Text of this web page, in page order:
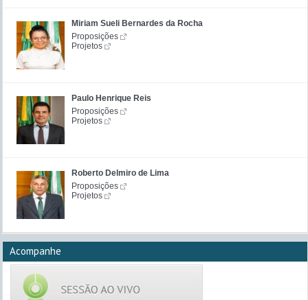
Miriam Sueli Bernardes da Rocha
Proposições
Projetos
Paulo Henrique Reis
Proposições
Projetos
Roberto Delmiro de Lima
Proposições
Projetos
Acompanhe